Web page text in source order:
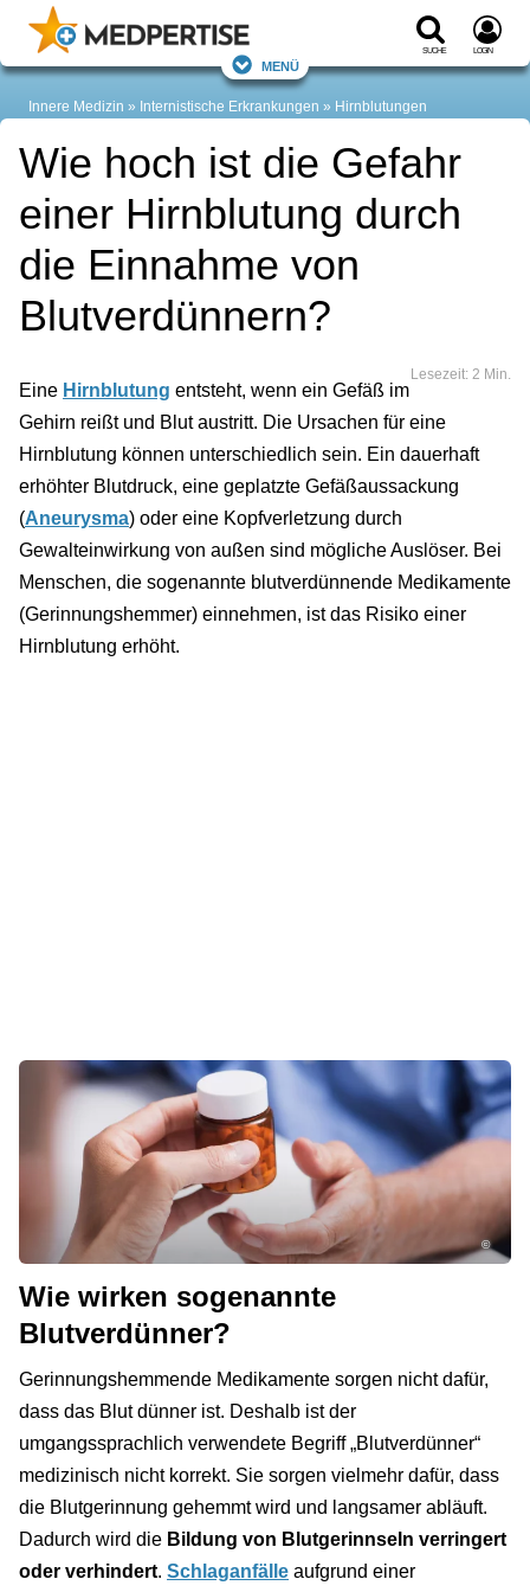
Suche Login
Menü
Innere Medizin Internistische Erkrankungen Hirnblutungen
Wie hoch ist die Gefahr
einer Hirnblutung durch
die Einnahme von
Blutverdünnern?
Lesezeit: 2 Min.
Eine Hirnblutung entsteht, wenn ein Gefäß im
Gehirn reißt und Blut austritt. Die Ursachen für eine
Hirnblutung können unterschiedlich sein. Ein dauerhaft
erhöhter Blutdruck, eine geplatzte Gefäßaussackung
(Aneurysma) oder eine Kopfverletzung durch
Gewalteinwirkung von außen sind mögliche Auslöser. Bei
Menschen, die sogenannte blutverdünnende Medikamente
(Gerinnungshemmer) einnehmen, ist das Risiko einer
Hirnblutung erhöht.
©
Wie wirken sogenannte
Blutverdünner?
Gerinnungshemmende Medikamente sorgen nicht dafür,
dass das Blut dünner ist. Deshalb ist der
umgangssprachlich verwendete Begriff „Blutverdünner“
medizinisch nicht korrekt. Sie sorgen vielmehr dafür, dass
die Blutgerinnung gehemmt wird und langsamer abläuft.
Dadurch wird die Bildung von Blutgerinnseln verringert
oder verhindert. Schlaganfälle aufgrund einer